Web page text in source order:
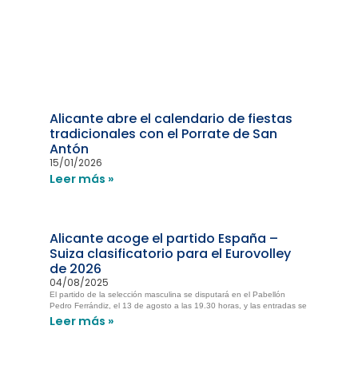
Alicante abre el calendario de fiestas
tradicionales con el Porrate de San
Antón
15/01/2026
Leer más »
Alicante acoge el partido España –
Suiza clasificatorio para el Eurovolley
de 2026
04/08/2025
El partido de la selección masculina se disputará en el Pabellón
Pedro Ferrándiz, el 13 de agosto a las 19.30 horas, y las entradas se
Leer más »